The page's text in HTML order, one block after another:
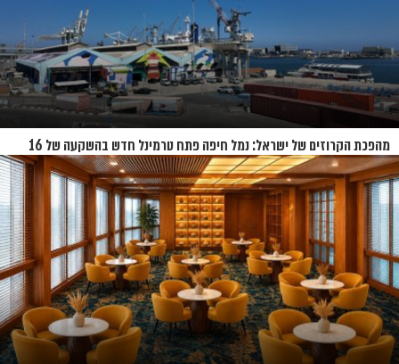
מהפכת הקרוזים של ישראל: נמל חיפה פתח טרמינל חדש בהשקעה של 16
מיליון שקל